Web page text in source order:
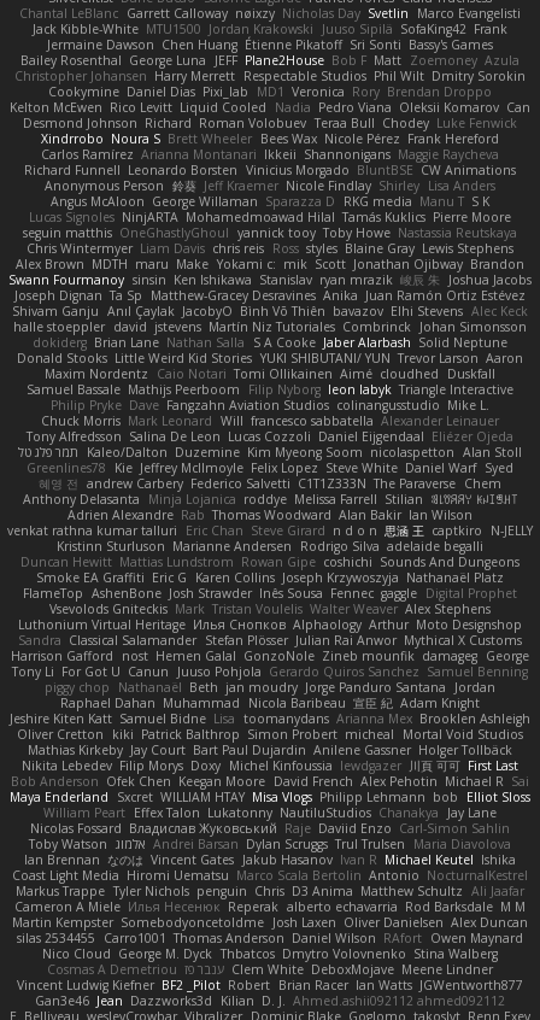
Chantal LeBlanc Garrett Calloway nøixzy Nicholas Day Svetlin
Marco Evangelisti
Jack Kibble-White MTU1500 Jordan Krakowski Juuso Sipilä SofaKing42 Frank
Jermaine Dawson Chen Huang Étienne Pikatoff Sri Sonti Bassy's Games
Bailey Rosenthal George Luna JEFF Plane2House Bob F Matt Zoemoney Azula
Christopher Johansen Harry Merrett Respectable Studios Phil Wilt Dmitry Sorokin
Cookymine Daniel Dias Pixi_lab MD1 Veronica Rory Brendan Droppo
Kelton McEwen Rico Levitt Liquid Cooled Nadia Pedro Viana Oleksii Komarov Can
Desmond Johnson Richard Roman Volobuev Teraa Bull Chodey Luke Fenwick
Xindrrobo Noura S Brett Wheeler Bees Wax Nicole Pérez Frank Hereford
Carlos Ramírez Arianna Montanari Ikkeii Shannonigans Maggie Raycheva
Richard Funnell Leonardo Borsten Vinicius Morgado BluntBSE CW Animations
Anonymous Person 鈴葵 Jeff Kraemer Nicole Findlay Shirley Lisa Anders
Angus McAloon George Willaman Sparazza D RKG media Manu T S K
Lucas Signoles NinjARTA Mohamedmoawad Hilal Tamás Kuklics Pierre Moore
seguin matthis OneGhastlyGhoul yannick tooy Toby Howe Nastassia Reutskaya
Chris Wintermyer Liam Davis chris reis Ross styles Blaine Gray Lewis Stephens
Alex Brown MDTH maru Make Yokami c: mik Scott Jonathan Ojibway Brandon
Swann Fourmanoy sinsin Ken Ishikawa Stanislav ryan mrazik 峻辰 朱
Joshua Jacobs
Joseph Dignan Ta Sp Matthew-Gracey Desravines Anika Juan Ramón Ortiz Estévez
Shivam Ganju Anıl Çaylak JacobyO Bình Võ Thiên bavazov Elhi Stevens Alec Keck
halle stoeppler david jstevens Martín Niz Tutoriales Combrinck Johan Simonsson
dokiderg Brian Lane Nathan Salla S A Cooke Jaber Alarbash Solid Neptune
Donald Stooks Little Weird Kid Stories YUKI SHIBUTANI/ YUN Trevor Larson Aaron
Maxim Nordentz
Caio Notari Tomi Ollikainen Aimé cloudhed
Duskfall
Samuel Bassale Mathijs Peerboom Filip Nyborg leon labyk Triangle Interactive
Philip Pryke Dave Fangzahn Aviation Studios colinangusstudio Mike L.
Chuck Morris Mark Leonard Will francesco sabbatella Alexander Leinauer
Tony Alfredsson Salina De Leon Lucas Cozzoli Daniel Eijgendaal Eliézer Ojeda
תמר פלג טל
Kaleo/Dalton Duzemine Kim Myeong Soom nicolaspetton Alan Stoll
Greenlines78
Kie Jeffrey McIlmoyle Felix Lopez Steve White Daniel Warf Syed
혜영 전 andrew Carbery Federico Salvetti C1T1Z333N The Paraverse Chem
Anthony Delasanta
Minja Lojanica roddye Melissa Farrell Stilian ꌃ꒒ꀎꋪꋪꌩ ꀘꈤꀤꁅꃅ꓄
Adrien Alexandre Rab Thomas Woodward Alan Bakir Ian Wilson
venkat rathna kumar talluri
Eric Chan Steve Girard n d o n 思涵 王 captkiro
N-JELLY
Kristinn Sturluson Marianne Andersen Rodrigo Silva adelaide begalli
Duncan Hewitt Mattias Lundstrom Rowan Gipe coshichi Sounds And Dungeons
Smoke EA Graffiti Eric G Karen Collins Joseph Krzywoszyja Nathanaël Platz
FlameTop AshenBone Josh Strawder Inês Sousa Fennec gaggle Digital Prophet
Vsevolods Gniteckis Mark Tristan Voulelis Walter Weaver Alex Stephens
Luthonium Virtual Heritage Илья Снопков Alphaology Arthur Moto Designshop
Sandra Classical Salamander Stefan Plösser Julian Rai Anwor Mythical X Customs
Harrison Gafford
nost Hemen Galal GonzoNole Zineb mounfik damageg George
Tony Li For Got U Canun Juuso Pohjola Gerardo Quiros Sanchez Samuel Benning
piggy chop
Nathanaël Beth jan moudry Jorge Panduro Santana
Jordan
Raphael Dahan Muhammad Nicola Baribeau 宣臣 紀 Adam Knight
Jeshire Kiten Katt Samuel Bidne Lisa toomanydans Arianna Mex Brooklen Ashleigh
Oliver Cretton
kiki Patrick Balthrop Simon Probert micheal
Mortal Void Studios
Mathias Kirkeby Jay Court Bart Paul Dujardin Anilene Gassner Holger Tollbäck
Nikita Lebedev Filip Morys Doxy Michel Kinfoussia lewdgazer 川頁 可可 First Last
Bob Anderson Ofek Chen Keegan Moore David French Alex Pehotin Michael R Sai
Maya Enderland
Sxcret WILLIAM HTAY Misa Vlogs Philipp Lehmann bob
Elliot Sloss
William Peart Effex Talon Lukatonny NautiluStudios Chanakya
Jay Lane
Nicolas Fossard Владислав Жуковський Raje Daviid Enzo Carl-Simon Sahlin
Toby Watson אלמוג Andrei Barsan Dylan Scruggs Trul Trulsen
Maria Diavolova
Ian Brennan なのは Vincent Gates Jakub Hasanov Ivan R Michael Keutel Ishika
Coast Light Media Hiromi Uematsu Marco Scala Bertolin Antonio NocturnalKestrel
Markus Trappe Tyler Nichols penguin Chris D3 Anima Matthew Schultz Ali Jaafar
Cameron A Miele Илья Несенюк Reperak alberto echavarria Rod Barksdale M M
Martin Kempster Somebodyoncetoldme Josh Laxen Oliver Danielsen Alex Duncan
silas 2534455
Carro1001 Thomas Anderson Daniel Wilson RAfort Owen Maynard
Nico Cloud George M. Dyck Thbatcos Dmytro Volovnenko Stina Walberg
Cosmas A Demetriou ענבר פז Clem White DeboxMojave Meene Lindner
Vincent Ludwig Kiefner BF2 _Pilot Robert Brian Racer Ian Watts JGWentworth877
Gan3e46 Jean Dazzworks3d Kilian D. J. Ahmed.ashii092112 ahmed092112
E. Belliveau wesleyCrowbar Vibralizer Dominic Blake Goglomo takoslvt Renn Exev